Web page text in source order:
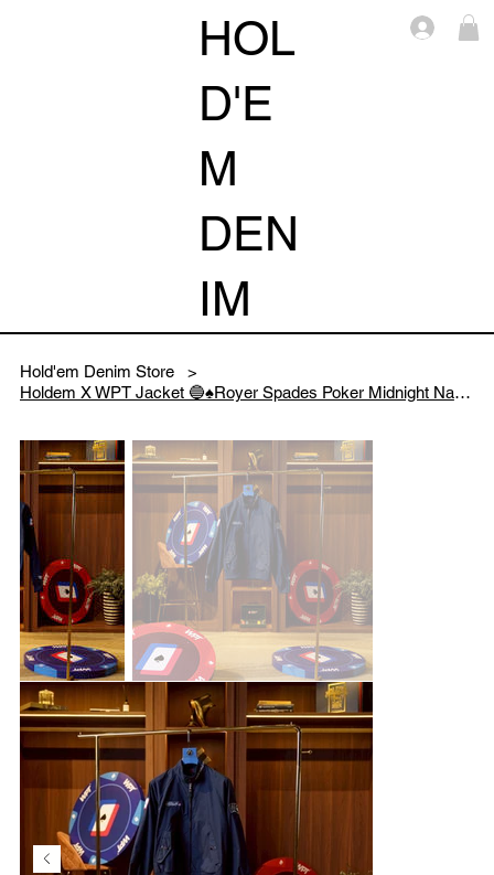
HOL
D'E
M
DEN
IM
Log
Hold'em Denim Store
>
Holdem X WPT Jacket 🔵♠️Royer Spades Poker Midnight Navy Color Collection 2026